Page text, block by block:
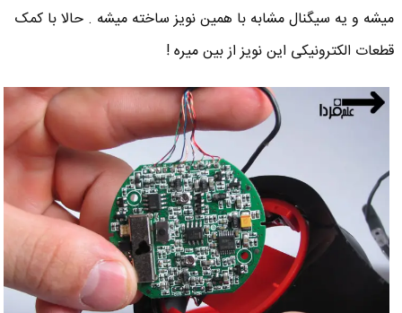
میشه و یه سیگنال مشابه با همین نویز ساخته میشه . حالا با کمک
قطعات الکترونیکی این نویز از بین میره !